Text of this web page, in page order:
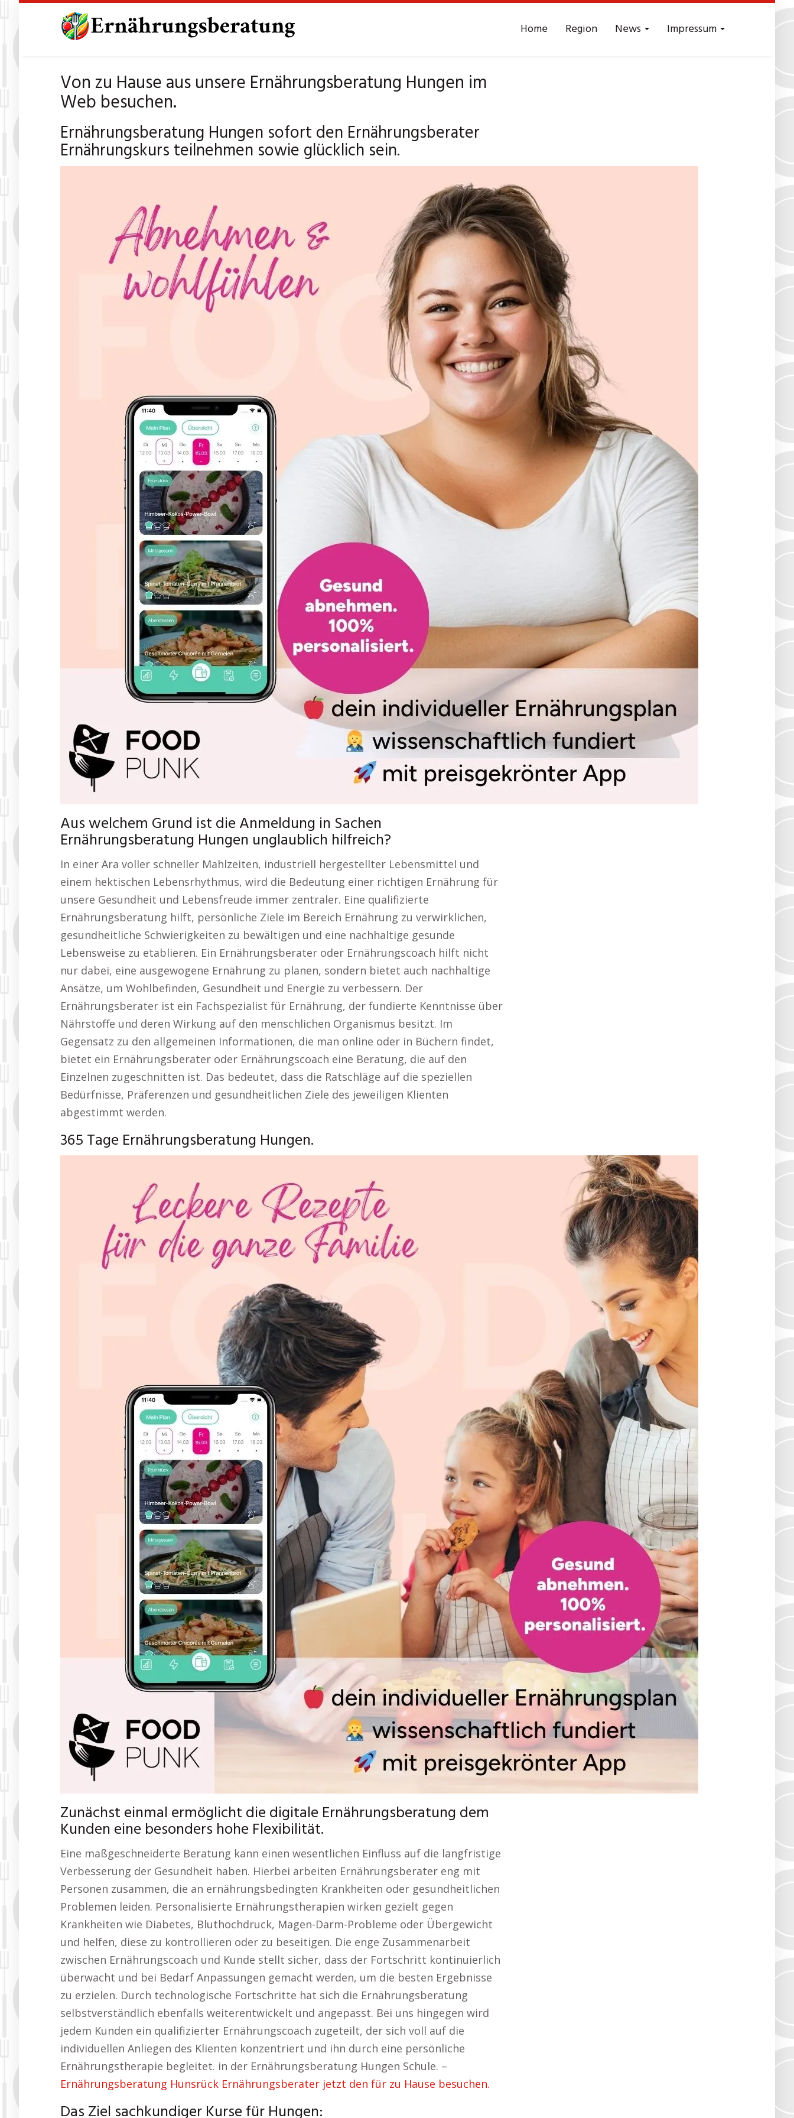
Home Region News Impressum
Von zu Hause aus unsere Ernährungsberatung Hungen im
Web besuchen.
Ernährungsberatung Hungen sofort den Ernährungsberater
Ernährungskurs teilnehmen sowie glücklich sein.
Aus welchem Grund ist die Anmeldung in Sachen
Ernährungsberatung Hungen unglaublich hilfreich?
In einer Ära voller schneller Mahlzeiten, industriell hergestellter Lebensmittel und
einem hektischen Lebensrhythmus, wird die Bedeutung einer richtigen Ernährung für
unsere Gesundheit und Lebensfreude immer zentraler. Eine qualifizierte
Ernährungsberatung hilft, persönliche Ziele im Bereich Ernährung zu verwirklichen,
gesundheitliche Schwierigkeiten zu bewältigen und eine nachhaltige gesunde
Lebensweise zu etablieren. Ein Ernährungsberater oder Ernährungscoach hilft nicht
nur dabei, eine ausgewogene Ernährung zu planen, sondern bietet auch nachhaltige
Ansätze, um Wohlbefinden, Gesundheit und Energie zu verbessern. Der
Ernährungsberater ist ein Fachspezialist für Ernährung, der fundierte Kenntnisse über
Nährstoffe und deren Wirkung auf den menschlichen Organismus besitzt. Im
Gegensatz zu den allgemeinen Informationen, die man online oder in Büchern findet,
bietet ein Ernährungsberater oder Ernährungscoach eine Beratung, die auf den
Einzelnen zugeschnitten ist. Das bedeutet, dass die Ratschläge auf die speziellen
Bedürfnisse, Präferenzen und gesundheitlichen Ziele des jeweiligen Klienten
abgestimmt werden.
365 Tage Ernährungsberatung Hungen.
Zunächst einmal ermöglicht die digitale Ernährungsberatung dem
Kunden eine besonders hohe Flexibilität.
Eine maßgeschneiderte Beratung kann einen wesentlichen Einfluss auf die langfristige
Verbesserung der Gesundheit haben. Hierbei arbeiten Ernährungsberater eng mit
Personen zusammen, die an ernährungsbedingten Krankheiten oder gesundheitlichen
Problemen leiden. Personalisierte Ernährungstherapien wirken gezielt gegen
Krankheiten wie Diabetes, Bluthochdruck, Magen-Darm-Probleme oder Übergewicht
und helfen, diese zu kontrollieren oder zu beseitigen. Die enge Zusammenarbeit
zwischen Ernährungscoach und Kunde stellt sicher, dass der Fortschritt kontinuierlich
überwacht und bei Bedarf Anpassungen gemacht werden, um die besten Ergebnisse
zu erzielen. Durch technologische Fortschritte hat sich die Ernährungsberatung
selbstverständlich ebenfalls weiterentwickelt und angepasst. Bei uns hingegen wird
jedem Kunden ein qualifizierter Ernährungscoach zugeteilt, der sich voll auf die
individuellen Anliegen des Klienten konzentriert und ihn durch eine persönliche
Ernährungstherapie begleitet. in der Ernährungsberatung Hungen Schule. –
Ernährungsberatung Hunsrück Ernährungsberater jetzt den für zu Hause besuchen.
Das Ziel sachkundiger Kurse für Hungen: